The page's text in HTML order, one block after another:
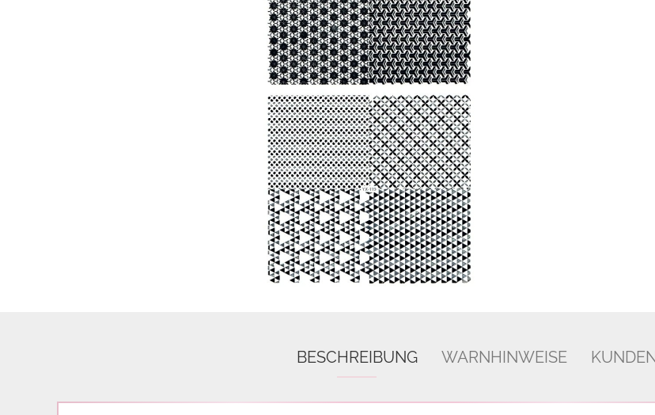
Feine Acrylfarbe / Aquarell
BESCHREIBUNG WARNHINWEISE